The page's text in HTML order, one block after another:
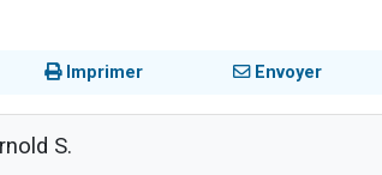
Imprimer Envoyer
S.